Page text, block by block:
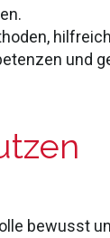
und
bewusst